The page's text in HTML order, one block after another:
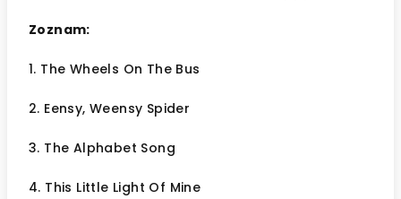
Zoznam:
1. The Wheels On The Bus
2. Eensy, Weensy Spider
3. The Alphabet Song
4. This Little Light Of Mine